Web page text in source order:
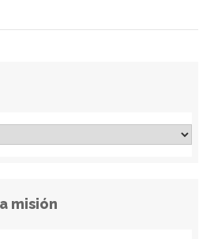
misión